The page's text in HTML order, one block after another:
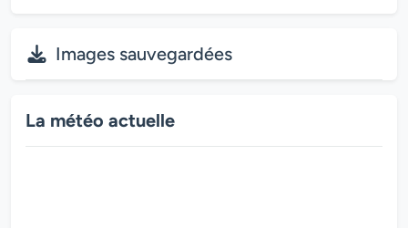
Images sauvegardées
La météo actuelle